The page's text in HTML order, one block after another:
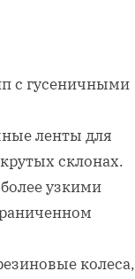
с гусеничными
ленты для
склонах.
узкими
колеса,